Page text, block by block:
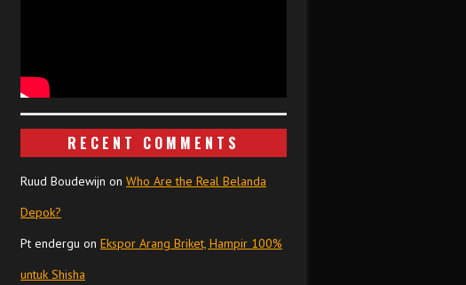
RECENT COMMENTS
Ruud Boudewijn on Who Are the Real Belanda
Depok?
Pt endergu on Ekspor Arang Briket, Hampir 100%
untuk Shisha